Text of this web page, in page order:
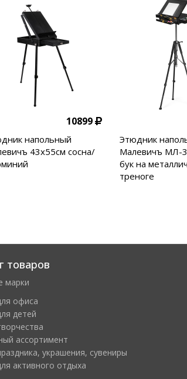
10899
напольный
43х55см сосна/
Этюдник
Малевичъ МЛ-
бук на
треноге
товаров
марки
офиса
детей
ассортимент
украшения, сувениры
активного отдыха